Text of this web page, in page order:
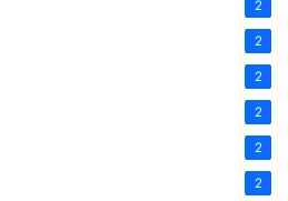
2
2
2
2
2
2